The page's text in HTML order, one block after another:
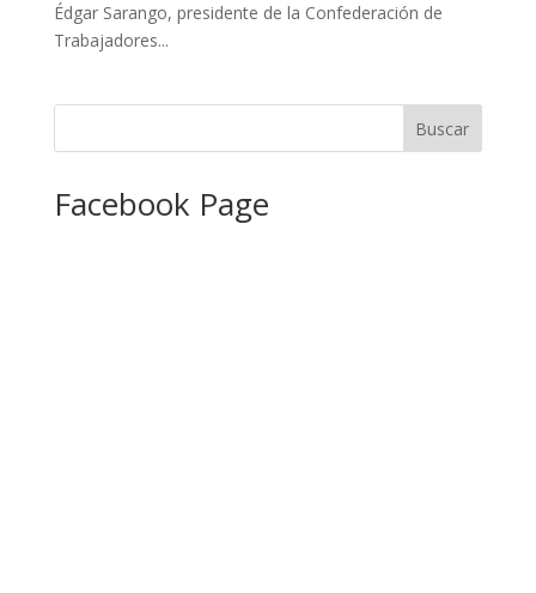
Édgar Sarango, presidente de la Confederación de
Trabajadores...
Facebook Page